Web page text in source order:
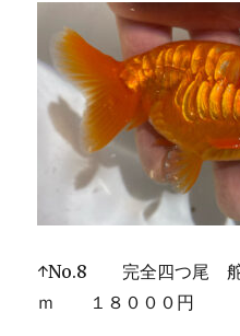
↑No.8 完全四つ尾 舵
ｍ １８０００円